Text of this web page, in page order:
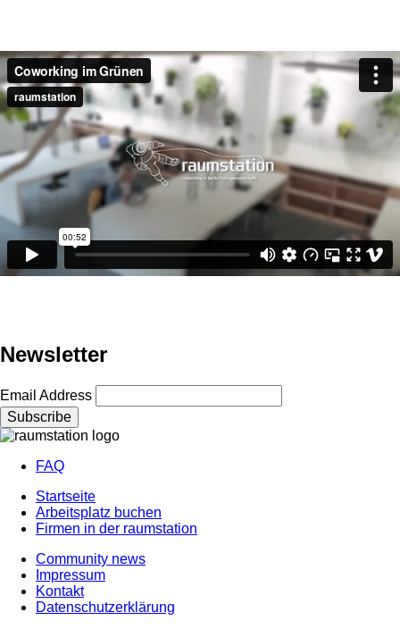
Newsletter
Email Address
Footer
menu
FAQ
Footer
menu
Startseite
Arbeitsplatz buchen
Firmen in der raumstation
Footer
menu
Community news
Impressum
Kontakt
Datenschutzerklärung